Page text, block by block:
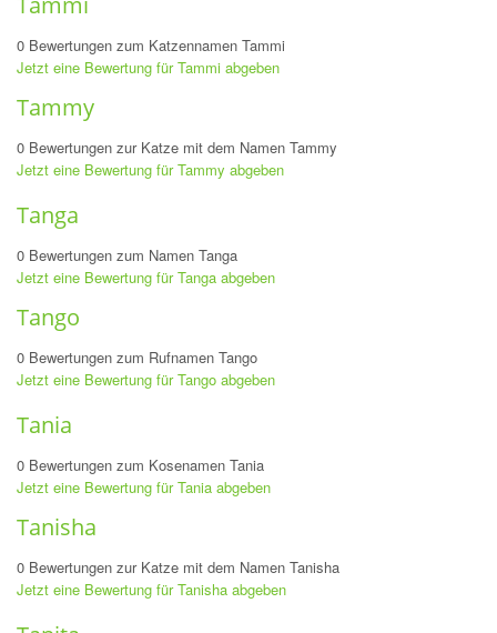
0 Bewertungen zum Katzennamen Tammi
Jetzt eine Bewertung für Tammi abgeben
Tammy
0 Bewertungen zur Katze mit dem Namen Tammy
Jetzt eine Bewertung für Tammy abgeben
Tanga
0 Bewertungen zum Namen Tanga
Jetzt eine Bewertung für Tanga abgeben
Tango
0 Bewertungen zum Rufnamen Tango
Jetzt eine Bewertung für Tango abgeben
Tania
0 Bewertungen zum Kosenamen Tania
Jetzt eine Bewertung für Tania abgeben
Tanisha
0 Bewertungen zur Katze mit dem Namen Tanisha
Jetzt eine Bewertung für Tanisha abgeben